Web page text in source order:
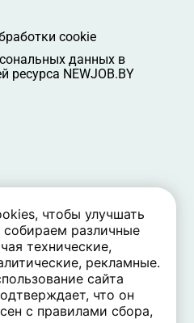
cookie
данных в
ресурса NEWJOB.BY
| Все права защищены
р-н, Новодворский
чтобы улучшать
различные
технические,
рекламные.
сайта
что он
с правилами сбора,